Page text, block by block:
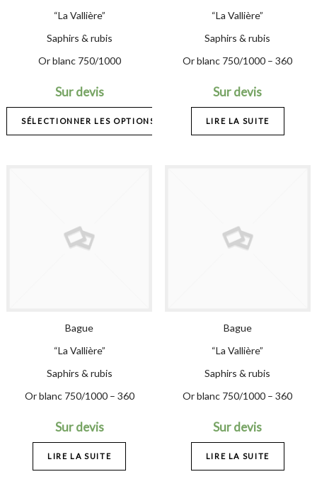
“La Vallière”
Saphirs & rubis
Or blanc 750/1000
Sur devis
SÉLECTIONNER LES OPTIONS
“La Vallière”
Saphirs & rubis
Or blanc 750/1000 – 360
Sur devis
LIRE LA SUITE
Bague
“La Vallière”
Saphirs & rubis
Or blanc 750/1000 – 360
Sur devis
LIRE LA SUITE
Bague
“La Vallière”
Saphirs & rubis
Or blanc 750/1000 – 360
Sur devis
LIRE LA SUITE